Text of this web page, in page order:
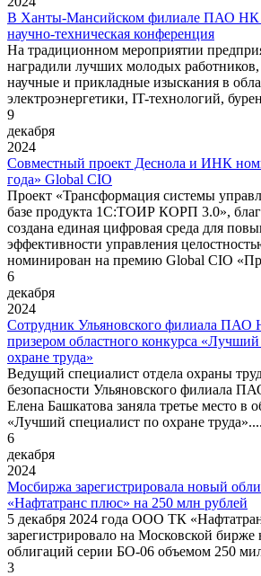
В Ханты-Мансийском филиале ПАО НК
научно-техническая конференция
На традиционном мероприятии
наградили лучших молодых
научные и прикладные изыскания в
электроэнергетики, IT-технологий,
9
декабря
2024
Совместный проект Деснола и ИНК
года» Global CIO
Проект «Трансформация системы
базе продукта 1С:ТОИР КОРП 3.0»,
создана единая цифровая среда для
эффективности управления
номинирован на премию Global CIO
6
декабря
2024
Сотрудник Ульяновского филиала ПАО
призером областного конкурса
охране труда»
Ведущий специалист отдела охраны
безопасности Ульяновского филиала
Елена Башкатова заняла третье место в
«Лучший специалист по охране труда»....
6
декабря
2024
Мосбиржа зарегистрировала новый
«Нафтатранс плюс» на 250 млн рублей
5 декабря 2024 года ООО ТК
зарегистрировало на Московской
облигаций серии БО-06 объемом 250
3